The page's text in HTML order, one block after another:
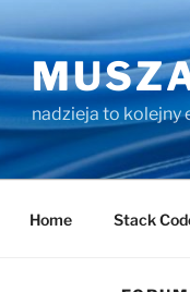
nadzieja to kolejny
Home Stack